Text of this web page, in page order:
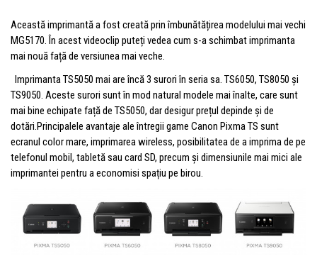
Această imprimantă a fost creată prin îmbunătățirea modelului mai vechi
MG5170. În acest videoclip puteți vedea cum s-a schimbat imprimanta
mai nouă față de versiunea mai veche.
Imprimanta TS5050 mai are încă 3 surori în seria sa. TS6050, TS8050 și
TS9050. Aceste surori sunt în mod natural modele mai înalte, care sunt
mai bine echipate față de TS5050, dar desigur prețul depinde și de
dotări.Principalele avantaje ale întregii game Canon Pixma TS sunt
ecranul color mare, imprimarea wireless, posibilitatea de a imprima de pe
telefonul mobil, tabletă sau card SD, precum și dimensiunile mai mici ale
imprimantei pentru a economisi spațiu pe birou.